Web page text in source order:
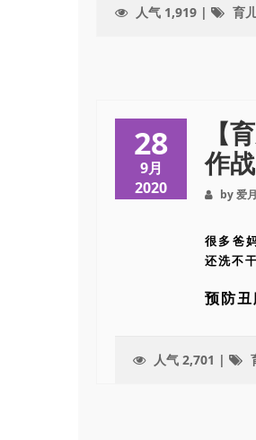
人气 1,919 | 育
28
9月
2020
【
作战
by 爱
很多爸
还洗不
预防
人气 2,701 |